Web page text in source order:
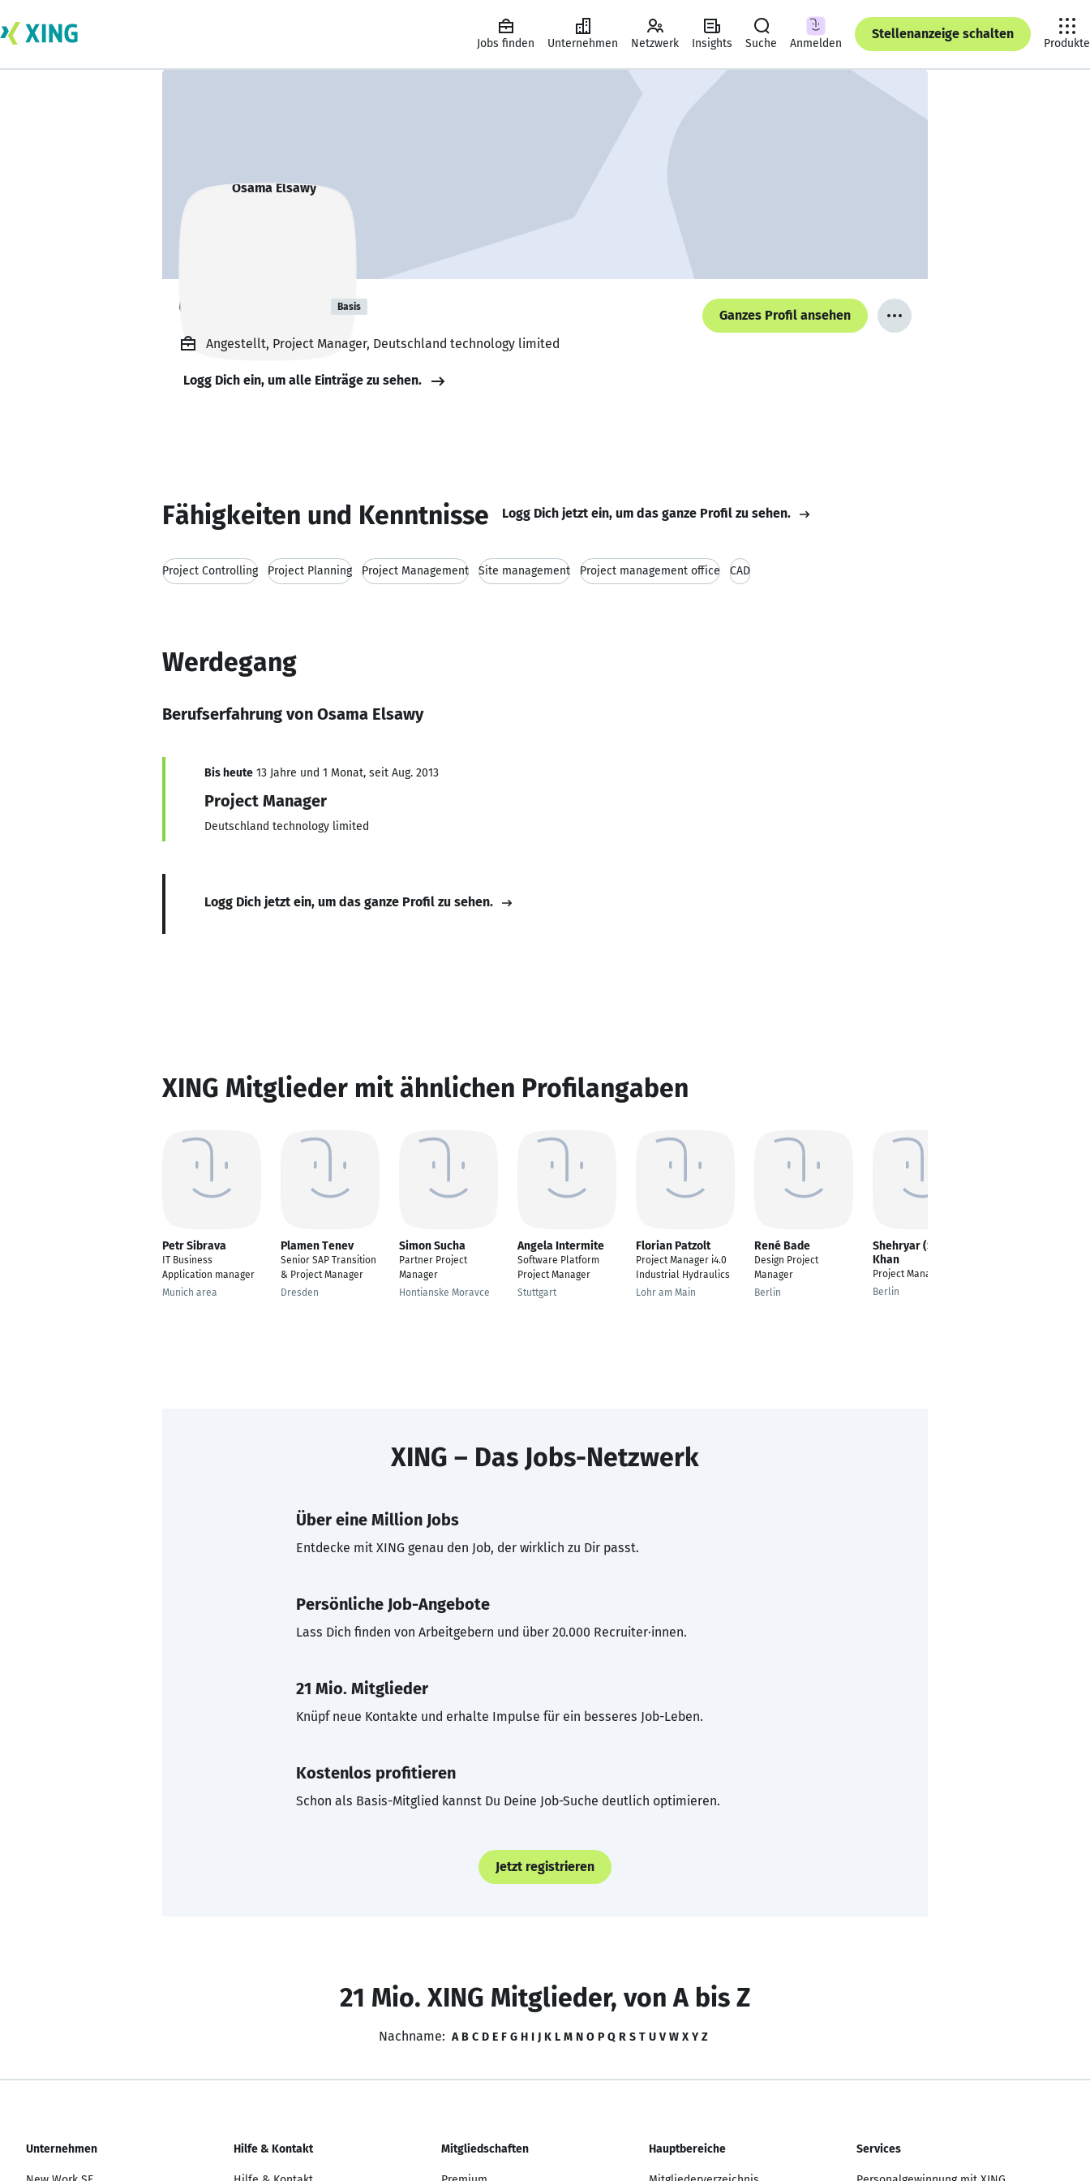
Jobs finden Unternehmen Netzwerk Insights Suche Anmelden
Stellenanzeige schalten
Produkte
Osama Elsawy Basis
Ganzes Profil ansehen
Angestellt, Project Manager, Deutschland technology limited
Logg Dich ein, um alle Einträge zu sehen.
Fähigkeiten und Kenntnisse Logg Dich jetzt ein, um das ganze Profil zu sehen.
Project Controlling Project Planning Project Management Site management Project management office CAD
Werdegang
Berufserfahrung von Osama Elsawy
Bis heute 13 Jahre und 1 Monat, seit Aug. 2013
Project Manager
Deutschland technology limited
Logg Dich jetzt ein, um das ganze Profil zu sehen.
XING Mitglieder mit ähnlichen Profilangaben
Petr Sibrava
IT Business
Application manager
Munich area
Plamen Tenev
Senior SAP Transition
& Project Manager
Dresden
Simon Sucha
Partner Project
Manager
Hontianske Moravce
Angela Intermite
Software Platform
Project Manager
Stuttgart
Florian Patzolt
Project Manager i4.0
Industrial Hydraulics
Lohr am Main
René Bade
Design Project
Manager
Berlin
Shehryar (Sherry)
Khan
Project Manager
Berlin
XING – Das Jobs-Netzwerk
Über eine Million Jobs
Entdecke mit XING genau den Job, der wirklich zu Dir passt.
Persönliche Job-Angebote
Lass Dich finden von Arbeitgebern und über 20.000 Recruiter·innen.
21 Mio. Mitglieder
Knüpf neue Kontakte und erhalte Impulse für ein besseres Job-Leben.
Kostenlos profitieren
Schon als Basis-Mitglied kannst Du Deine Job-Suche deutlich optimieren.
Jetzt registrieren
21 Mio. XING Mitglieder, von A bis Z
Nachname: A B C D E F G H I J K L M N O P Q R S T U V W X Y Z
Unternehmen Hilfe & Kontakt Mitgliedschaften Hauptbereiche Services